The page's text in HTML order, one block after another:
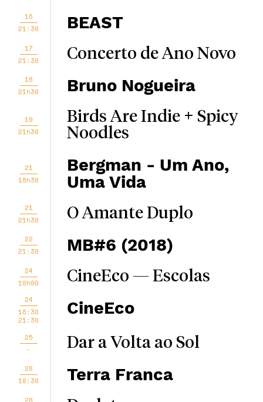
16
21:30
BEAST
17
21:30
Concerto de Ano Novo
18
21h30
Bruno Nogueira
19
21h30
Birds Are Indie + Spicy
Noodles
21
18h30
Bergman - Um Ano,
Uma Vida
21
21h30
O Amante Duplo
22
21:30
MB#6 (2018)
24
10h00
CineEco — Escolas
24
18:30
21:30
CineEco
25
-
Dar a Volta ao Sol
28
18:30
Terra Franca
28